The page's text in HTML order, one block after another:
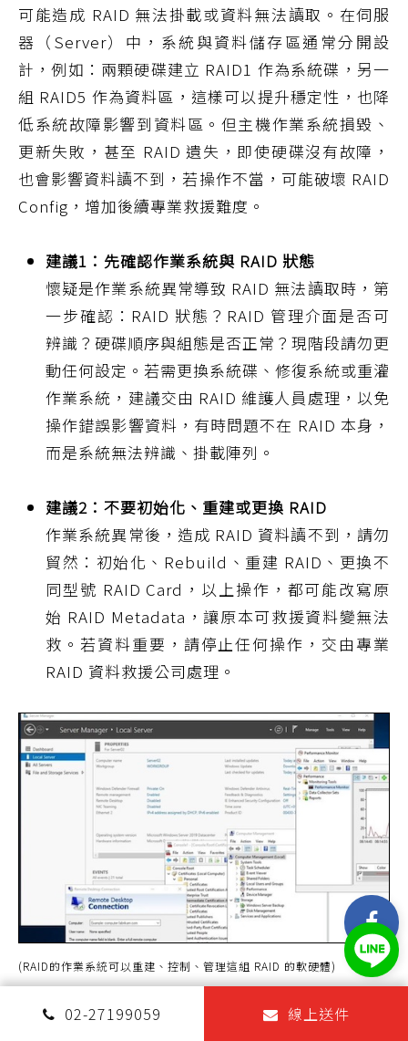
可能造成 RAID 無法掛載或資料無法讀取。在伺服
器（Server）中，系統與資料儲存區通常分開設
計，例如：兩顆硬碟建立 RAID1 作為系統碟，另一
組 RAID5 作為資料區，這樣可以提升穩定性，也降
低系統故障影響到資料區。但主機作業系統損毀、
更新失敗，甚至 RAID 遺失，即使硬碟沒有故障，
也會影響資料讀不到，若操作不當，可能破壞 RAID
Config，增加後續專業救援難度。
建議1：先確認作業系統與 RAID 狀態
懷疑是作業系統異常導致 RAID 無法讀取時，第
一步確認：RAID 狀態？RAID 管理介面是否可
辨識？硬碟順序與組態是否正常？現階段請勿更
動任何設定。若需更換系統碟、修復系統或重灌
作業系統，建議交由 RAID 維護人員處理，以免
操作錯誤影響資料，有時問題不在 RAID 本身，
而是系統無法辨識、掛載陣列。
建議2：不要初始化、重建或更換 RAID
作業系統異常後，造成 RAID 資料讀不到，請勿
貿然：初始化、Rebuild、重建 RAID、更換不
同型號 RAID Card，以上操作，都可能改寫原
始 RAID Metadata，讓原本可救援資料變無法
救。若資料重要，請停止任何操作，交由專業
RAID 資料救援公司處理。
(RAID的作業系統可以重建、控制、管理這組 RAID 的軟硬體)
（三）RAID 主機硬體或控制器異常
02-27199059 線上送件